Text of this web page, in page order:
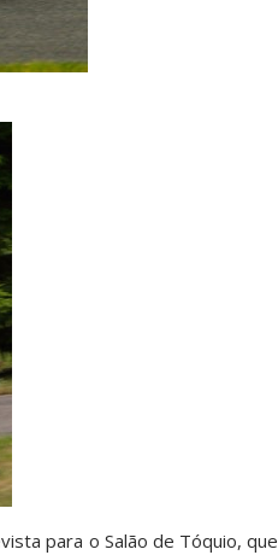
para o Salão de Tóquio, que